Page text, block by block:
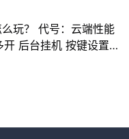
玩？ 代号：云端性能
后台挂机 按键设置